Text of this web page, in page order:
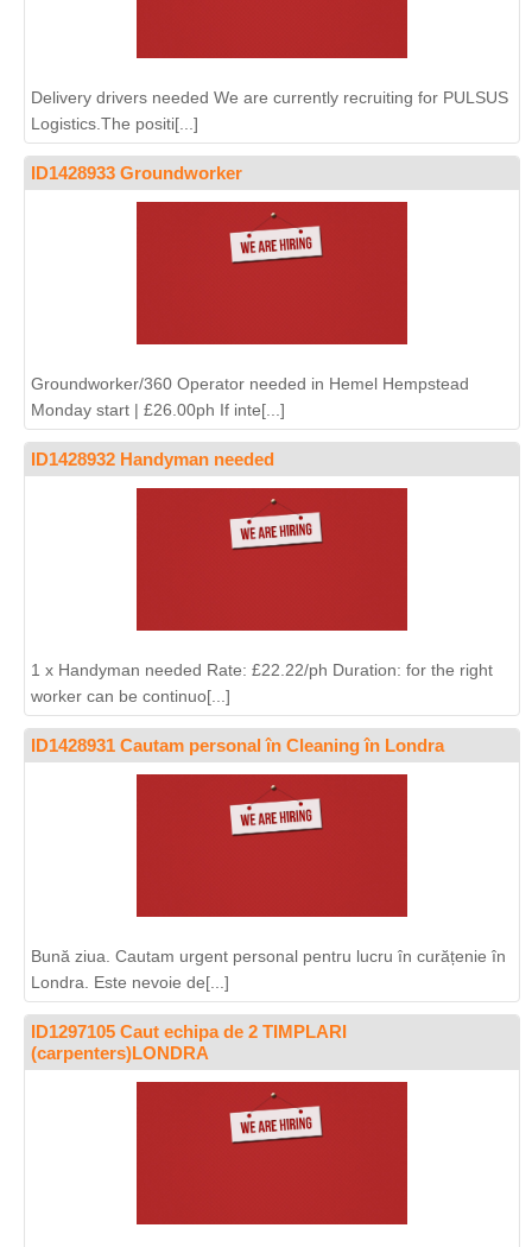
Delivery drivers needed We are currently recruiting for PULSUS
Logistics.The positi[...]
ID1428933 Groundworker
Groundworker/360 Operator needed in Hemel Hempstead
Monday start | £26.00ph If inte[...]
ID1428932 Handyman needed
1 x Handyman needed Rate: £22.22/ph Duration: for the right
worker can be continuo[...]
ID1428931 Cautam personal în Cleaning în Londra
Bună ziua. Cautam urgent personal pentru lucru în curățenie în
Londra. Este nevoie de[...]
ID1297105 Caut echipa de 2 TIMPLARI
(carpenters)LONDRA